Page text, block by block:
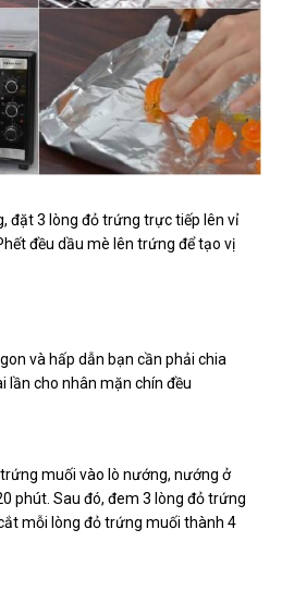
đặt 3 lòng đỏ trứng trực tiếp lên vỉ
đều dầu mè lên trứng để tạo vị
và hấp dẫn bạn cần phải chia
cho nhân mặn chín đều
muối vào lò nướng, nướng ở
phút. Sau đó, đem 3 lòng đỏ trứng
mỗi lòng đỏ trứng muối thành 4